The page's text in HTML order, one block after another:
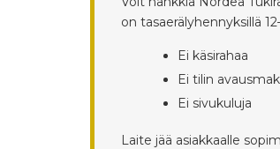
on tasaerälyhennyksillä
Ei käsirahaa
Ei tilin
Ei sivukuluja
Laite jää asiakkaalle